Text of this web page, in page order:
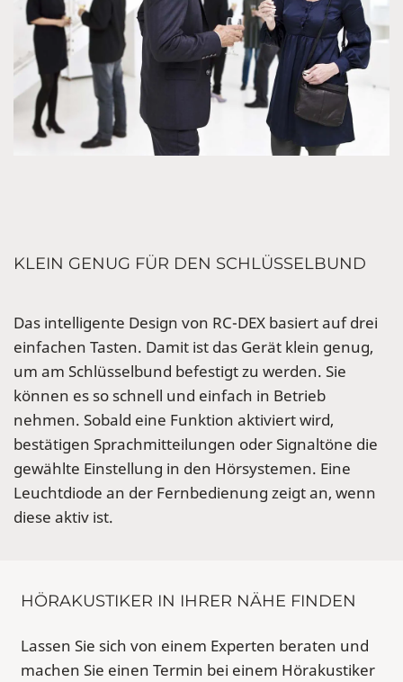
KLEIN GENUG FÜR DEN SCHLÜSSELBUND
Das intelligente Design von RC-DEX basiert auf drei
einfachen Tasten. Damit ist das Gerät klein genug,
um am Schlüsselbund befestigt zu werden. Sie
können es so schnell und einfach in Betrieb
nehmen. Sobald eine Funktion aktiviert wird,
bestätigen Sprachmitteilungen oder Signaltöne die
gewählte Einstellung in den Hörsystemen. Eine
Leuchtdiode an der Fernbedienung zeigt an, wenn
diese aktiv ist.
HÖRAKUSTIKER IN IHRER NÄHE FINDEN
Lassen Sie sich von einem Experten beraten und
machen Sie einen Termin bei einem Hörakustiker